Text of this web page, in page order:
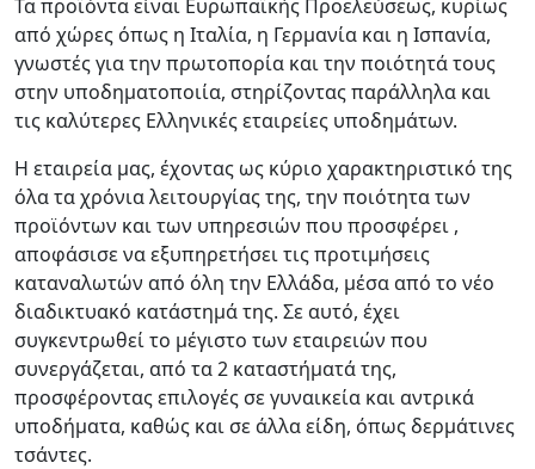
Τα προϊόντα είναι Ευρωπαϊκής Προελεύσεως, κυρίως
από χώρες όπως η Ιταλία, η Γερμανία και η Ισπανία,
γνωστές για την πρωτοπορία και την ποιότητά τους
στην υποδηματοποιία, στηρίζοντας παράλληλα και
τις καλύτερες Ελληνικές εταιρείες υποδημάτων.
Η εταιρεία μας, έχοντας ως κύριο χαρακτηριστικό της
όλα τα χρόνια λειτουργίας της, την ποιότητα των
προϊόντων και των υπηρεσιών που προσφέρει ,
αποφάσισε να εξυπηρετήσει τις προτιμήσεις
καταναλωτών από όλη την Ελλάδα, μέσα από το νέο
διαδικτυακό κατάστημά της. Σε αυτό, έχει
συγκεντρωθεί το μέγιστο των εταιρειών που
συνεργάζεται, από τα 2 καταστήματά της,
προσφέροντας επιλογές σε γυναικεία και αντρικά
υποδήματα, καθώς και σε άλλα είδη, όπως δερμάτινες
τσάντες.